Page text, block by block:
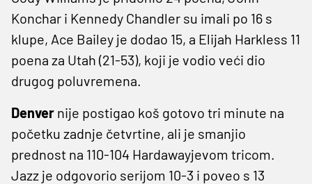
Konchar i Kennedy Chandler su imali po 16 s
klupe, Ace Bailey je dodao 15, a Elijah Harkless 11
poena za Utah (21-53), koji je vodio veći dio
drugog poluvremena.
Denver nije postigao koš gotovo tri minute na
početku zadnje četvrtine, ali je smanjio
prednost na 110-104 Hardawayjevom tricom.
Jazz je odgovorio serijom 10-3 i poveo s 13